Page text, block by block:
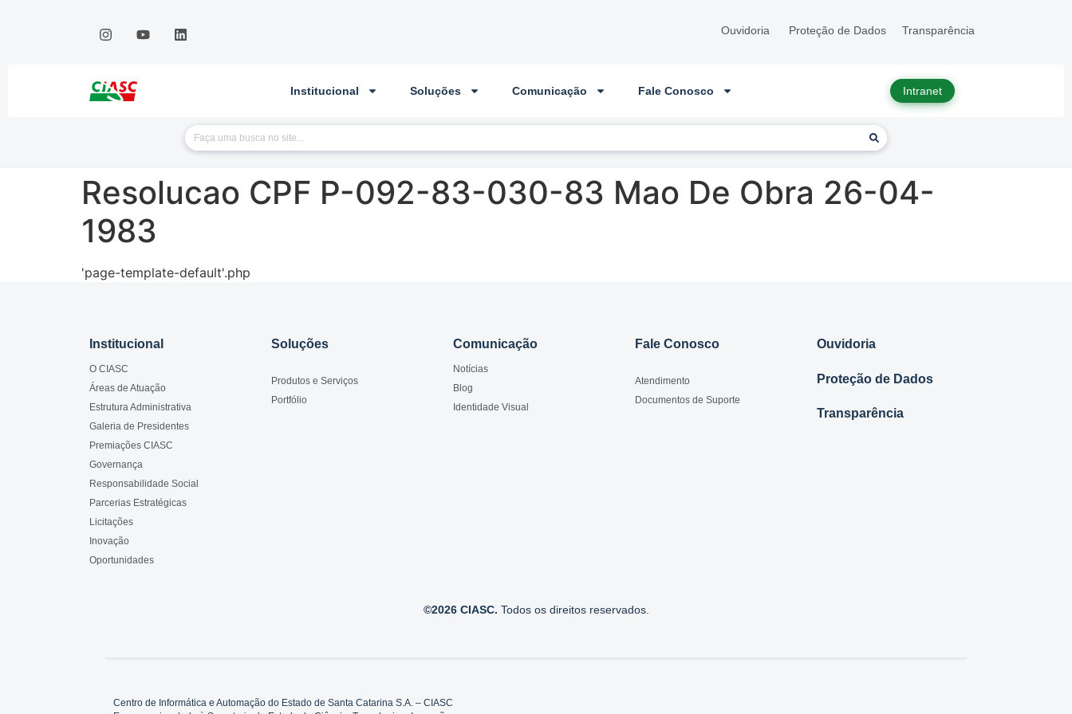
Ouvidoria Proteção de Dados Transparência
Institucional Soluções Comunicação Fale Conosco Intranet
Resolucao CPF P-092-83-030-83 Mao De Obra 26-04-
1983
'page-template-default'.php
Institucional
O CIASC
Áreas de Atuação
Estrutura Administrativa
Galeria de Presidentes
Premiações CIASC
Governança
Responsabilidade Social
Parcerias Estratégicas
Licitações
Inovação
Oportunidades
Soluções
Produtos e Serviços
Portfólio
Comunicação
Notícias
Blog
Identidade Visual
Fale Conosco
Atendimento
Documentos de Suporte
Ouvidoria
Proteção de Dados
Transparência
©2026 CIASC. Todos os direitos reservados.
Centro de Informática e Automação do Estado de Santa Catarina S.A. – CIASC